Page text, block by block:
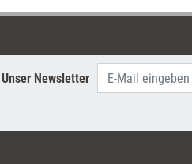
Newsletter